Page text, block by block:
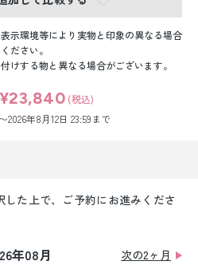
示環境等により実物と印象の異なる場合
ださい。
けする物と異なる場合がございます。
¥23,840 (税込)
2026年8月12日 23:59まで
た上で、ご予約にお進みくださ
年08月
次の2ヶ月